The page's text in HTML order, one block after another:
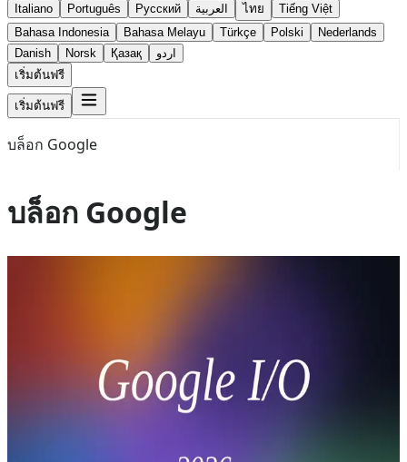
Italiano
Português Русский العربية ไทย
Tiếng Việt
Bahasa Indonesia
Bahasa Melayu Türkçe Polski
Nederlands
Danish
Norsk Қазақ
اردو
เริ่มต้นฟรี
เริ่มต้นฟรี
บล็อก Google
บล็อก Google
รีวิว Google I/O 2026: รุ่งอรุณของเอไอ
เชิงตัวแทน, Gemini 3.5, Omni, และ